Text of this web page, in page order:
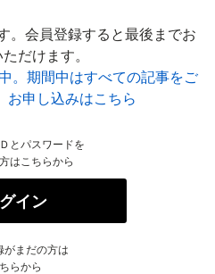
。会員登録すると最後までお
だけます。
。期間中はすべての記事をご
お申し込みはこちら
とパスワードを
はこちらから
イン
がまだの方は
らから